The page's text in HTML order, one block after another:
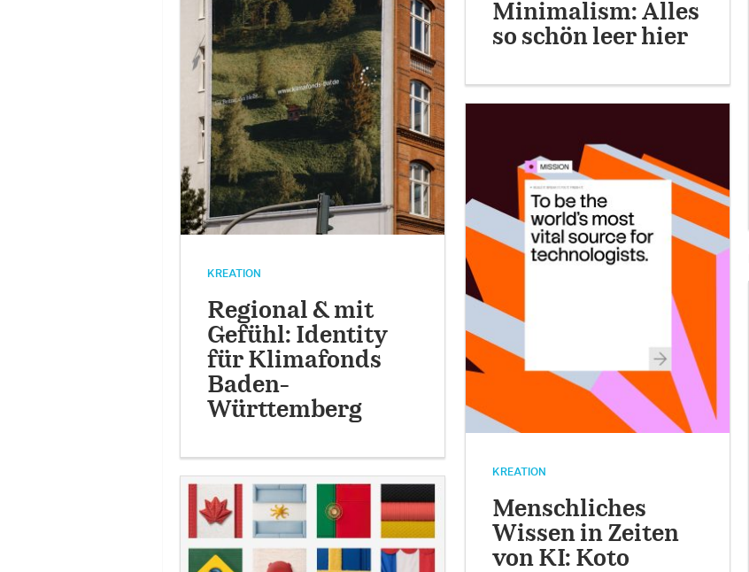
KREATION
Regional & mit
Gefühl: Identity
für Klimafonds
Baden-
Württemberg
Minimalism: Alles
so schön leer hier
KREATION
Menschliches
Wissen in Zeiten
von KI: Koto